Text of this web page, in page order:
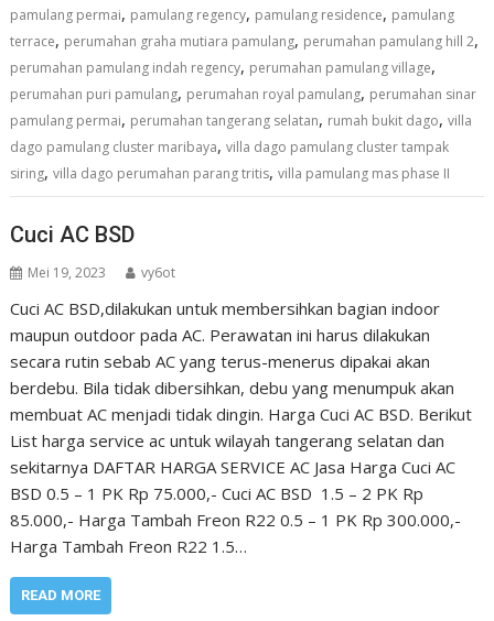
pamulang permai, pamulang regency, pamulang residence, pamulang
terrace, perumahan graha mutiara pamulang, perumahan pamulang hill 2,
perumahan pamulang indah regency, perumahan pamulang village,
perumahan puri pamulang, perumahan royal pamulang, perumahan sinar
pamulang permai, perumahan tangerang selatan, rumah bukit dago,villa
dago pamulang cluster maribaya,villa dago pamulang cluster tampak
siring,villa dago perumahan parang tritis,villa pamulang mas phase II
Cuci AC BSD
Mei 19, 2023 vy6ot
Cuci AC BSD,dilakukan untuk membersihkan bagian indoor
maupun outdoor pada AC. Perawatan ini harus dilakukan
secara rutin sebab AC yang terus-menerus dipakai akan
berdebu. Bila tidak dibersihkan, debu yang menumpuk akan
membuat AC menjadi tidak dingin. Harga Cuci AC BSD. Berikut
List harga service ac untuk wilayah tangerang selatan dan
sekitarnya DAFTAR HARGA SERVICE AC Jasa Harga Cuci AC
BSD 0.5 – 1 PK Rp 75.000,- Cuci AC BSD 1.5 – 2 PK Rp
85.000,- Harga Tambah Freon R22 0.5 – 1 PK Rp 300.000,-
Harga Tambah Freon R22 1.5…
READ MORE